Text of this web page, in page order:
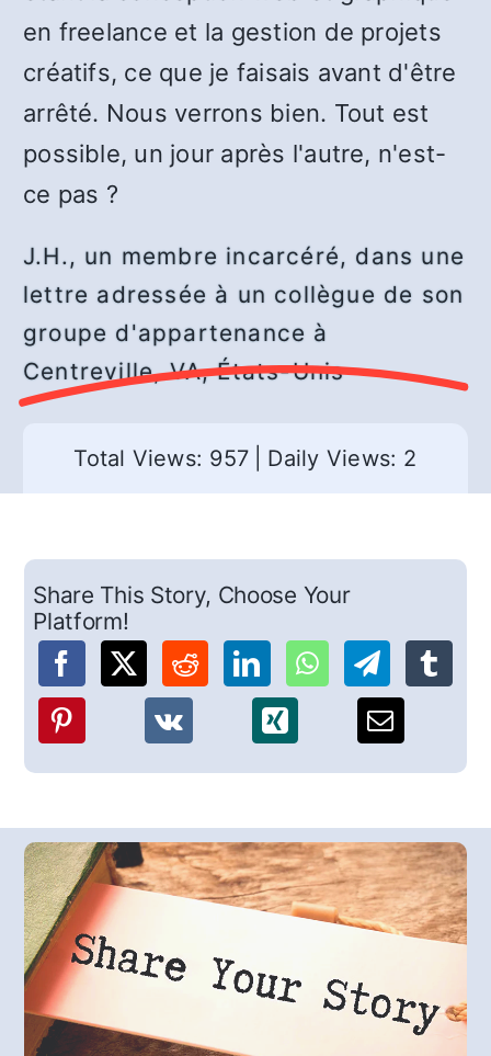
en freelance et la gestion de projets
créatifs, ce que je faisais avant d'être
arrêté. Nous verrons bien. Tout est
possible, un jour après l'autre, n'est-
ce pas ?
J.H., un membre incarcéré, dans une
lettre adressée à un collègue de son
groupe d'appartenance à
Centreville, VA, États-Unis
Total Views: 957 Daily Views: 2
Share This Story, Choose Your
Platform!